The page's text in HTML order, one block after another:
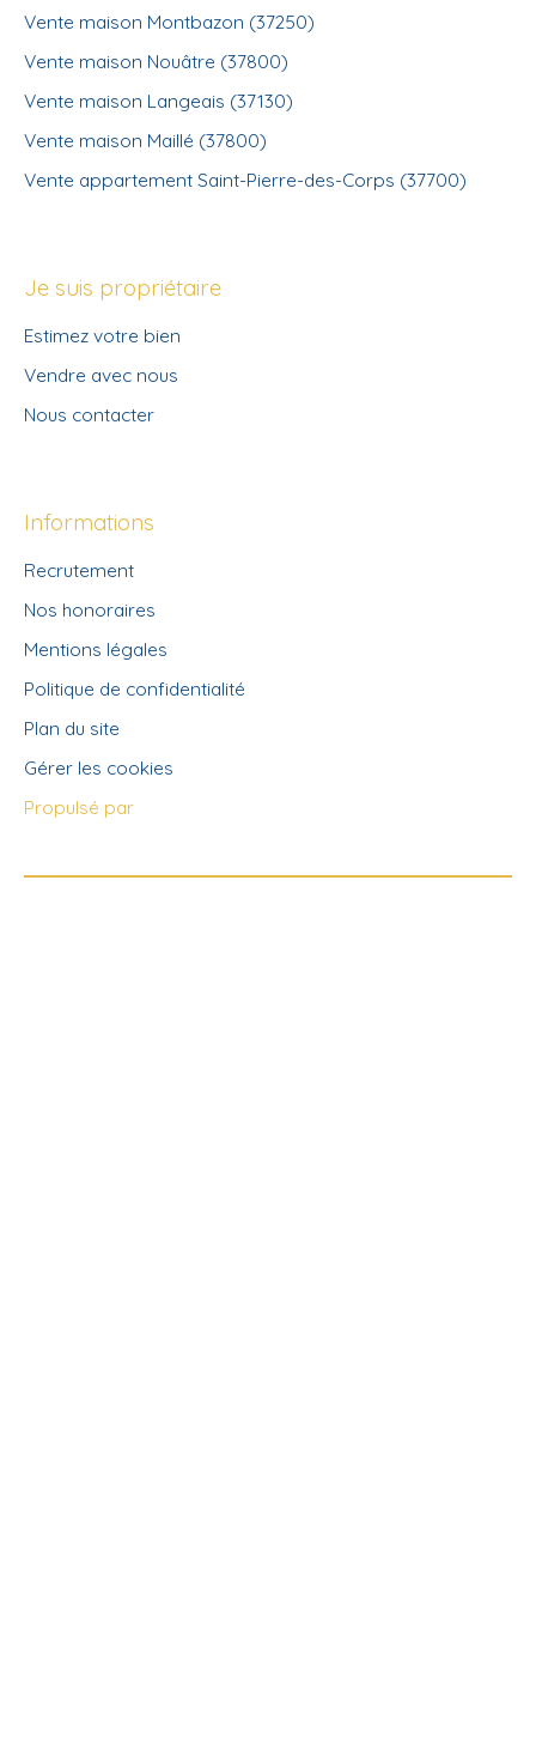
Vente maison Montbazon (37250)
Vente maison Nouâtre (37800)
Vente maison Langeais (37130)
Vente maison Maillé (37800)
Vente appartement Saint-Pierre-des-Corps (37700)
Je suis propriétaire
Estimez votre bien
Vendre avec nous
Nous contacter
Informations
Recrutement
Nos honoraires
Mentions légales
Politique de confidentialité
Plan du site
Gérer les cookies
Propulsé par